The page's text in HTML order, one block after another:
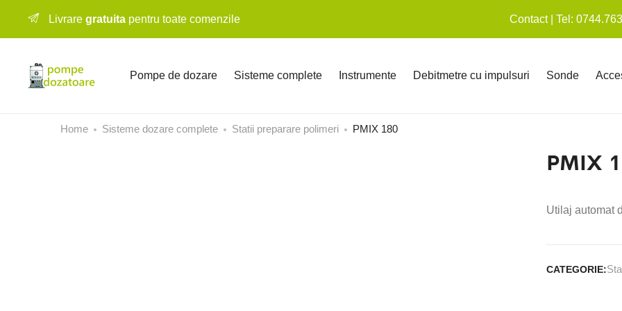
Livrare gratuita pentru toate comenzile Contact | Tel:
Pompe de dozare Sisteme complete Instrumente Debitmetre cu impulsuri Sonde
Home Sisteme dozare complete Statii preparare polimeri PMIX 180
PMIX
Utilaj automat
CATEGORIE: